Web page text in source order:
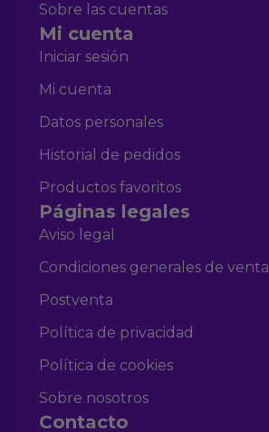
Sobre las cuentas
Mi cuenta
Iniciar sesión
Mi cuenta
Datos personales
Historial de pedidos
Productos favoritos
Páginas legales
Aviso legal
Condiciones generales de venta
Postventa
Política de privacidad
Política de cookies
Sobre nosotros
Contacto